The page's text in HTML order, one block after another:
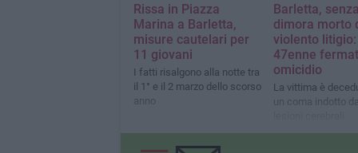
Rissa in Piazza
Marina a Barletta,
misure cautelari per
11 giovani
I fatti risalgono alla notte tra
il 1° e il 2 marzo dello scorso
anno
Barletta,
dimora morto
violento litigio:
47enne
omicidio
La vittima è
un coma indotto